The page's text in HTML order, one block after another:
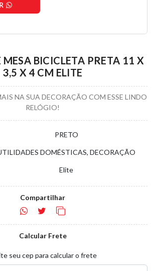
MESA BICICLETA PRETA 11 X
3,5 X 4 CM ELITE
NA SUA DECORAÇÃO COM ESSE LINDO
RELÓGIO!
PRETO
DOMÉSTICAS, DECORAÇÃO
Elite
Compartilhar
Calcular Frete
seu cep para calcular o frete